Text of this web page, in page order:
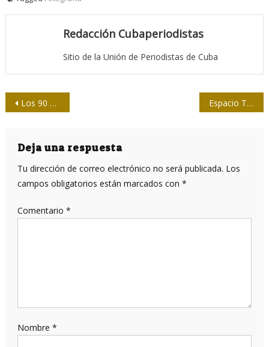
Redacción Cubaperiodistas
Sitio de la Unión de Periodistas de Cuba
Navegación
entradas
Los 90 de Fidel Espacio Tricontinental trajo novedades desde La Habana
Deja una respuesta
Tu dirección de correo electrónico no será publicada. Los
campos obligatorios están marcados con *
Comentario *
Nombre *